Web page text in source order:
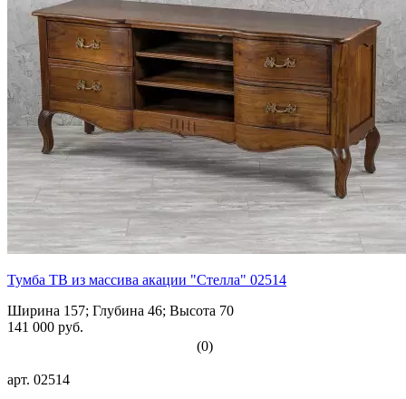
Тумба ТВ из массива акации "Стелла" 02514
Ширина 157; Глубина 46; Высота 70
141 000 руб.
(0)
арт. 02514